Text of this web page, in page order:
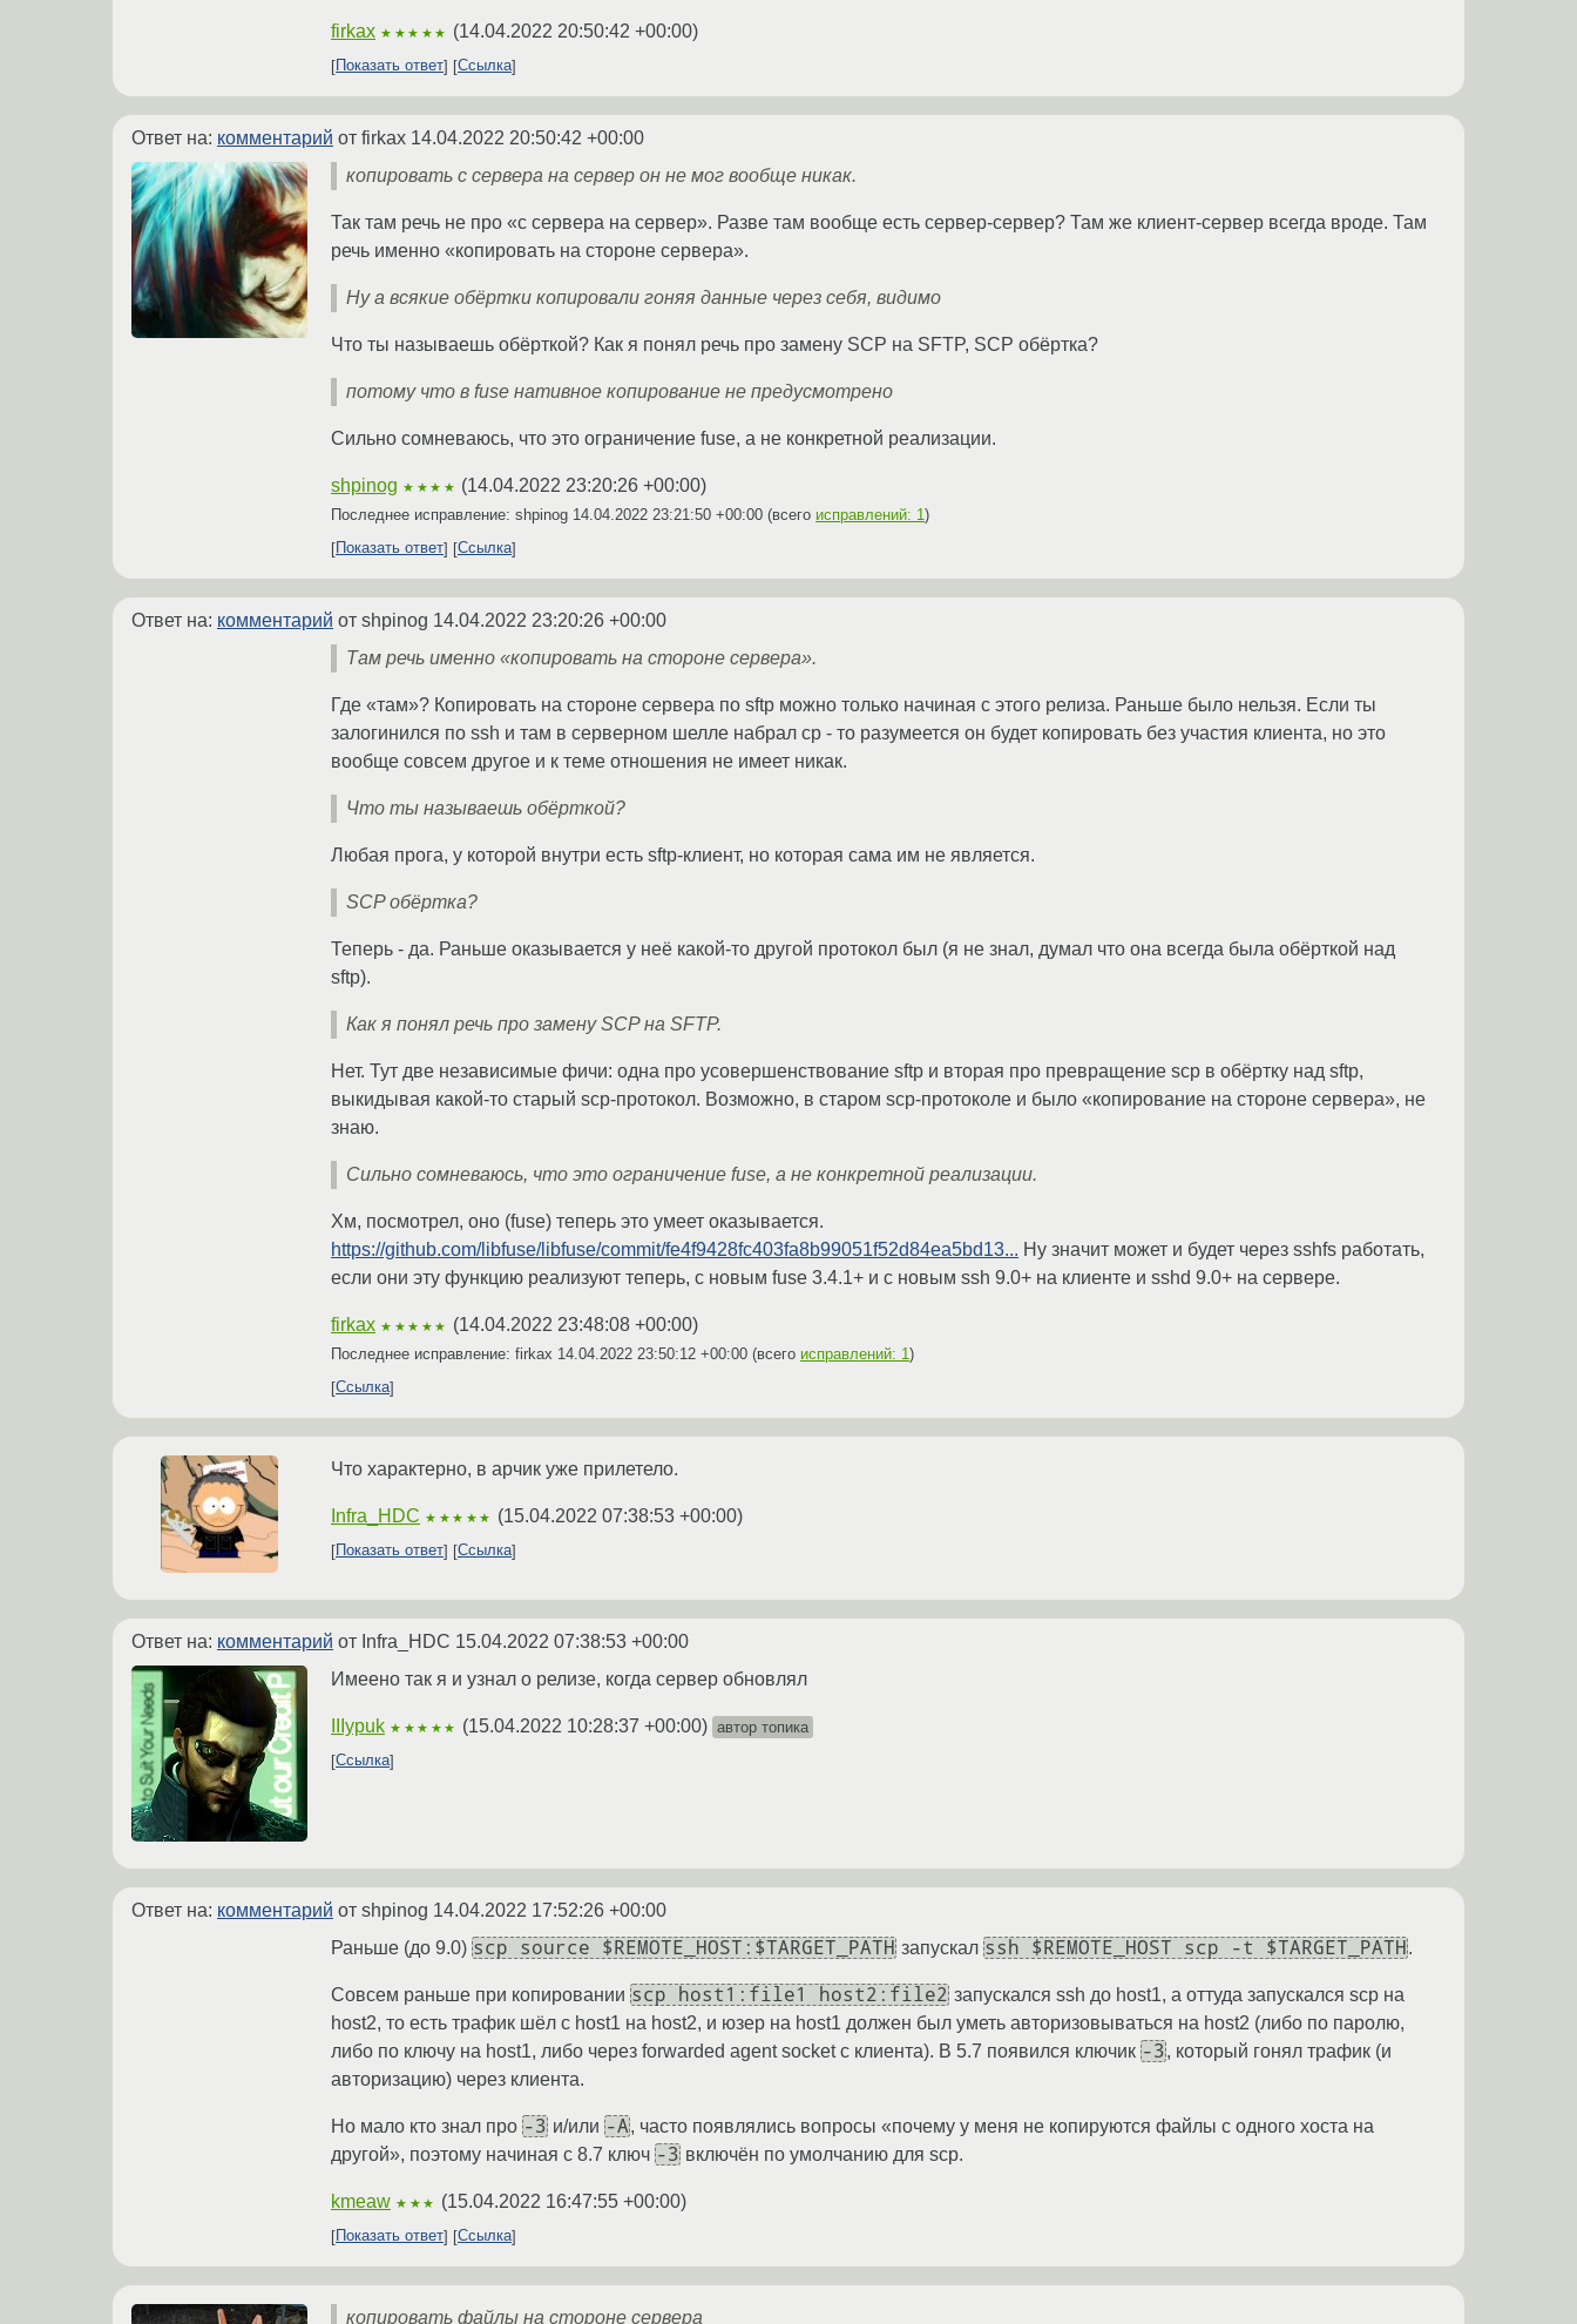
firkax ★★★★★ (14.04.2022 20:50:42 +00:00)
Показать ответ Ссылка
Ответ на: комментарий от firkax 14.04.2022 20:50:42 +00:00
копировать с сервера на сервер он не мог вообще никак.
Так там речь не про «с сервера на сервер». Разве там вообще есть сервер-сервер? Там же клиент-сервер всегда вроде. Там
речь именно «копировать на стороне сервера».
Ну а всякие обёртки копировали гоняя данные через себя, видимо
Что ты называешь обёрткой? Как я понял речь про замену SCP на SFTP, SCP обёртка?
потому что в fuse нативное копирование не предусмотрено
Сильно сомневаюсь, что это ограничение fuse, а не конкретной реализации.
shpinog ★★★★ (14.04.2022 23:20:26 +00:00)
Последнее исправление: shpinog 14.04.2022 23:21:50 +00:00 (всего исправлений: 1 )
Показать ответ
Ссылка
Ответ на: комментарий от shpinog 14.04.2022 23:20:26 +00:00
Там речь именно «копировать на стороне сервера».
Где «там»? Копировать на стороне сервера по sftp можно только начиная с этого релиза. Раньше было нельзя. Если ты
залогинился по ssh и там в серверном шелле набрал cp - то разумеется он будет копировать без участия клиента, но это
вообще совсем другое и к теме отношения не имеет никак.
Что ты называешь обёрткой?
Любая прога, у которой внутри есть sftp-клиент, но которая сама им не является.
SCP обёртка?
Теперь - да. Раньше оказывается у неё какой-то другой протокол был (я не знал, думал что она всегда была обёрткой над
sftp).
Как я понял речь про замену SCP на SFTP.
Нет. Тут две независимые фичи: одна про усовершенствование sftp и вторая про превращение scp в обёртку над sftp,
выкидывая какой-то старый scp-протокол. Возможно, в старом scp-протоколе и было «копирование на стороне сервера», не
знаю.
Сильно сомневаюсь, что это ограничение fuse, а не конкретной реализации.
Хм, посмотрел, оно (fuse) теперь это умеет оказывается.
https://github.com/libfuse/libfuse/commit/fe4f9428fc403fa8b99051f52d84ea5bd13... Ну значит может и будет через sshfs работать,
если они эту функцию реализуют теперь, с новым fuse 3.4.1+ и с новым ssh 9.0+ на клиенте и sshd 9.0+ на сервере.
firkax ★★★★★ (14.04.2022 23:48:08 +00:00)
Последнее исправление: firkax 14.04.2022 23:50:12 +00:00 (всего исправлений: 1 )
Ссылка
Что характерно, в арчик уже прилетело.
Infra_HDC ★★★★★ (15.04.2022 07:38:53 +00:00)
Показать ответ Ссылка
Ответ на: комментарий от Infra_HDC 15.04.2022 07:38:53 +00:00
Имеено так я и узнал о релизе, когда сервер обновлял
IIIypuk ★★★★★ (15.04.2022 10:28:37 +00:00) автор топика
Ссылка
Ответ на: комментарий от shpinog 14.04.2022 17:52:26 +00:00
Раньше (до 9.0) scp source $REMOTE_HOST:$TARGET_PATH запускал ssh $REMOTE_HOST scp -t $TARGET_PATH.
Совсем раньше при копировании scp host1:file1 host2:file2 запускался ssh до host1, а оттуда запускался scp на
host2, то есть трафик шёл с host1 на host2, и юзер на host1 должен был уметь авторизовываться на host2 (либо по паролю,
либо по ключу на host1, либо через forwarded agent socket с клиента). В 5.7 появился ключик -3, который гонял трафик (и
авторизацию) через клиента.
Но мало кто знал про -3 и/или -A, часто появлялись вопросы «почему у меня не копируются файлы с одного хоста на
другой», поэтому начиная с 8.7 ключ -3 включён по умолчанию для scp.
kmeaw ★★★ (15.04.2022 16:47:55 +00:00)
Показать ответ Ссылка
копировать файлы на стороне сервера